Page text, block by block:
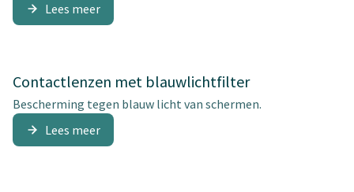
Lees meer
Contactlenzen met blauwlichtfilter
Bescherming tegen blauw licht van schermen.
Lees meer